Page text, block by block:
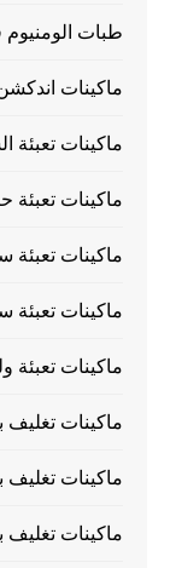
طبات الومنيوم
ماكينات
ماكينات تعبئة
ماكينات تعبئة
ماكينات تعبئة
ماكينات
ماكينات تعبئة
ماكينات تغليف
ماكينات تغليف
ماكينات تغليف